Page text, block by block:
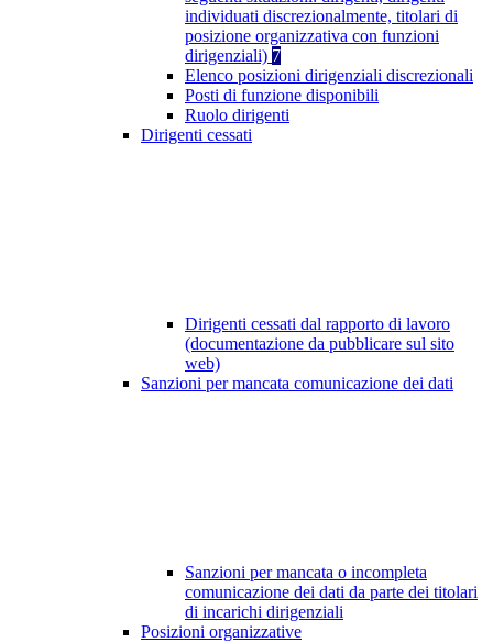
individuati discrezionalmente, titolari di
posizione organizzativa con funzioni
dirigenziali) 7
Elenco posizioni dirigenziali discrezionali
Posti di funzione disponibili
Ruolo dirigenti
Dirigenti cessati
Dirigenti cessati dal rapporto di lavoro
(documentazione da pubblicare sul sito
web)
Sanzioni per mancata comunicazione dei dati
Sanzioni per mancata o incompleta
comunicazione dei dati da parte dei titolari
di incarichi dirigenziali
Posizioni organizzative